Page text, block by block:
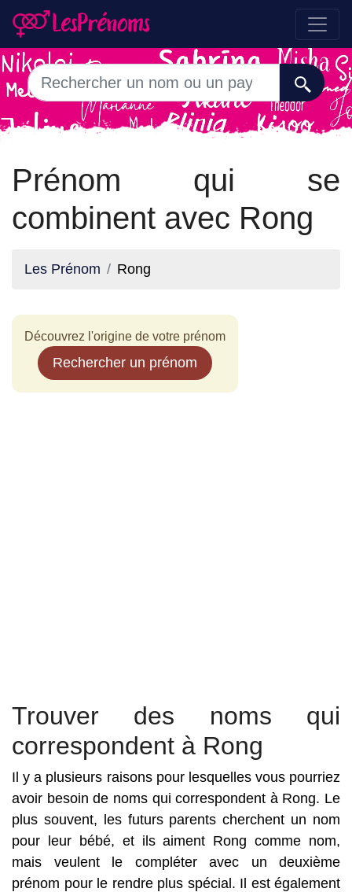
Prénom qui se
combinent avec Rong
Les Prénom Rong
Découvrez l'origine de votre prénom
Rechercher un prénom
Trouver des noms qui
correspondent à Rong
Il y a plusieurs raisons pour lesquelles vous pourriez
avoir besoin de noms qui correspondent à Rong. Le
plus souvent, les futurs parents cherchent un nom
pour leur bébé, et ils aiment Rong comme nom,
mais veulent le compléter avec un deuxième
prénom pour le rendre plus spécial. Il est également